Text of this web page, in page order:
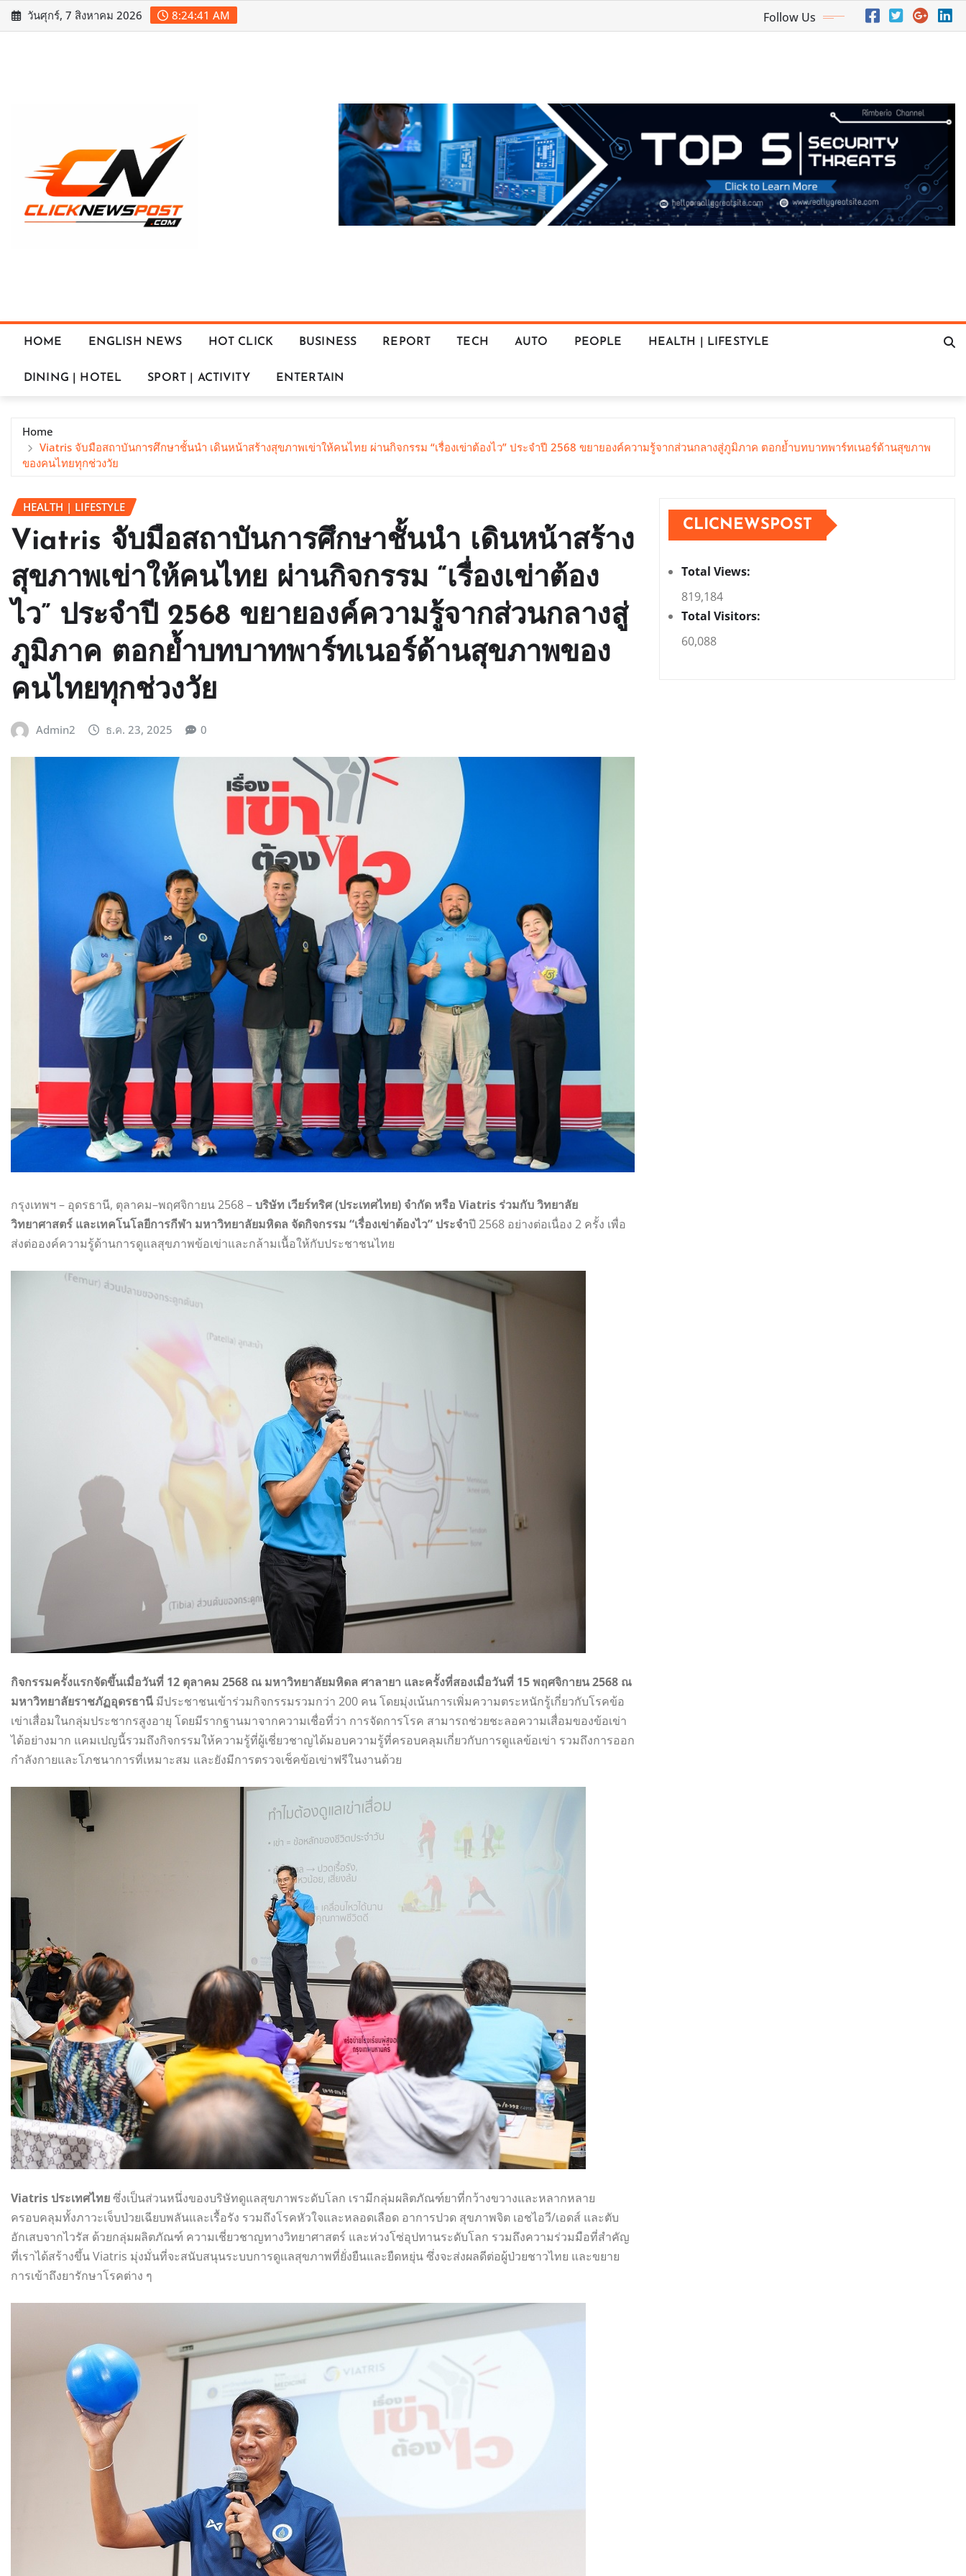
Skip
to
วันศุกร์, 7 สิงหาคม 2026 8:24:42 AM Follow Us
HOME ENGLISH NEWS HOT CLICK BUSINESS REPORT TECH AUTO PEOPLE HEALTH | LIFESTYLE
DINING | HOTEL SPORT | ACTIVITY ENTERTAIN
Home
Viatris จับมือสถาบันการศึกษาชั้นนำ เดินหน้าสร้างสุขภาพเข่าให้คนไทย ผ่านกิจกรรม “เรื่องเข่าต้องไว” ประจำปี 2568 ขยายองค์ความรู้จากส่วนกลางสู่ภูมิภาค ตอกย้ำบทบาทพาร์ทเนอร์ด้านสุขภาพ
ของคนไทยทุกช่วงวัย
HEALTH | LIFESTYLE
Viatris จับมือสถาบันการศึกษาชั้นนำ เดินหน้าสร้าง
สุขภาพเข่าให้คนไทย ผ่านกิจกรรม “เรื่องเข่าต้อง
ไว” ประจำปี 2568 ขยายองค์ความรู้จากส่วนกลางสู่
ภูมิภาค ตอกย้ำบทบาทพาร์ทเนอร์ด้านสุขภาพของ
คนไทยทุกช่วงวัย
Admin2 ธ.ค. 23, 2025 0
กรุงเทพฯ – อุดรธานี, ตุลาคม–พฤศจิกายน 2568 –บริษัท เวียร์ทริศ (ประเทศไทย) จำกัด หรือ Viatris ร่วมกับ วิทยาลัย
วิทยาศาสตร์ และเทคโนโลยีการกีฬา มหาวิทยาลัยมหิดล จัดกิจกรรม “เรื่องเข่าต้องไว” ประจำปี 2568 อย่างต่อเนื่อง 2 ครั้ง เพื่อ
ส่งต่อองค์ความรู้ด้านการดูแลสุขภาพข้อเข่าและกล้ามเนื้อให้กับประชาชนไทย
กิจกรรมครั้งแรกจัดขึ้นเมื่อวันที่ 12 ตุลาคม 2568 ณ มหาวิทยาลัยมหิดล ศาลายา และครั้งที่สองเมื่อวันที่ 15 พฤศจิกายน 2568 ณ
มหาวิทยาลัยราชภัฏอุดรธานี มีประชาชนเข้าร่วมกิจกรรมรวมกว่า 200 คน โดยมุ่งเน้นการเพิ่มความตระหนักรู้เกี่ยวกับโรคข้อ
เข่าเสื่อมในกลุ่มประชากรสูงอายุ โดยมีรากฐานมาจากความเชื่อที่ว่า การจัดการโรค สามารถช่วยชะลอความเสื่อมของข้อเข่า
ได้อย่างมาก แคมเปญนี้รวมถึงกิจกรรมให้ความรู้ที่ผู้เชี่ยวชาญได้มอบความรู้ที่ครอบคลุมเกี่ยวกับการดูแลข้อเข่า รวมถึงการออก
กำลังกายและโภชนาการที่เหมาะสม และยังมีการตรวจเช็คข้อเข่าฟรีในงานด้วย
Viatris ประเทศไทยซึ่งเป็นส่วนหนึ่งของบริษัทดูแลสุขภาพระดับโลก เรามีกลุ่มผลิตภัณฑ์ยาที่กว้างขวางและหลากหลาย
ครอบคลุมทั้งภาวะเจ็บป่วยเฉียบพลันและเรื้อรัง รวมถึงโรคหัวใจและหลอดเลือด อาการปวด สุขภาพจิต เอชไอวี/เอดส์ และตับ
อักเสบจากไวรัส ด้วยกลุ่มผลิตภัณฑ์ ความเชี่ยวชาญทางวิทยาศาสตร์ และห่วงโซ่อุปทานระดับโลก รวมถึงความร่วมมือที่สำคัญ
ที่เราได้สร้างขึ้น Viatris มุ่งมั่นที่จะสนับสนุนระบบการดูแลสุขภาพที่ยั่งยืนและยืดหยุ่น ซึ่งจะส่งผลดีต่อผู้ป่วยชาวไทย และขยาย
การเข้าถึงยารักษาโรคต่าง ๆ
CLICNEWSPOST
Total Views:
819,184
Total Visitors:
60,088